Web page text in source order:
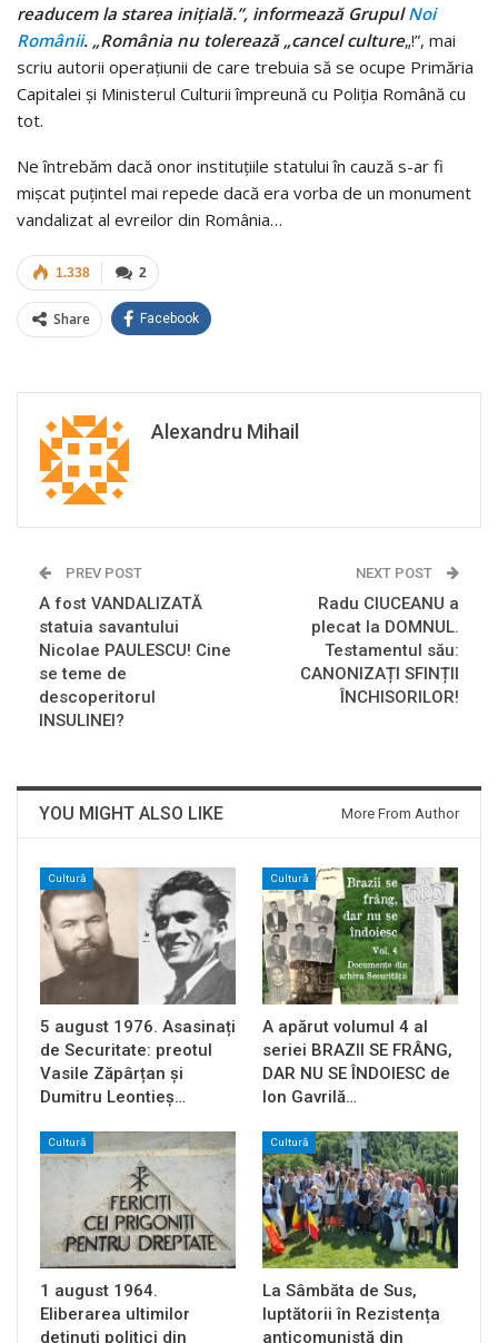
readucem la starea inițială.”, informează GrupulNoi
Românii. „România nu tolerează „cancel culture„!”, mai
scriu autorii operațiunii de care trebuia să se ocupe Primăria
Capitalei și Ministerul Culturii împreună cu Poliția Română cu
tot.
Ne întrebăm dacă onor instituțiile statului în cauză s-ar fi
mișcat puțintel mai repede dacă era vorba de un monument
vandalizat al evreilor din România…
2
1.338
Share Facebook
Alexandru Mihail
PREV POST
A fost VANDALIZATĂ
statuia savantului
Nicolae PAULESCU! Cine
se teme de
descoperitorul
INSULINEI?
NEXT POST
Radu CIUCEANU a
plecat la DOMNUL.
Testamentul său:
CANONIZAȚI SFINȚII
ÎNCHISORILOR!
YOU MIGHT ALSO LIKE More From Author
Cultură
5 august 1976. Asasinați
de Securitate: preotul
Vasile Zăpârțan și
Dumitru Leontieș…
Cultură
A apărut volumul 4 al
seriei BRAZII SE FRÂNG,
DAR NU SE ÎNDOIESC de
Ion Gavrilă…
Cultură
1 august 1964.
Eliberarea ultimilor
deținuți politici din
Cultură
La Sâmbăta de Sus,
luptătorii în Rezistența
anticomunistă din